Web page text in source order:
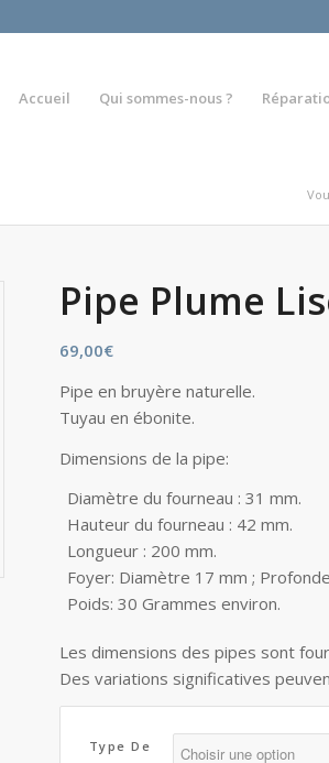
Accueil Qui sommes-nous ?
Pipe Plume
69,00€
Pipe en bruyère naturelle.
Tuyau en ébonite.
Dimensions de la pipe:
Diamètre du fourneau : 31 mm.
Hauteur du fourneau : 42 mm.
Longueur : 200 mm.
Foyer: Diamètre 17 mm ;
Poids: 30 Grammes environ.
Les dimensions des pipes sont
Des variations significatives
Type De